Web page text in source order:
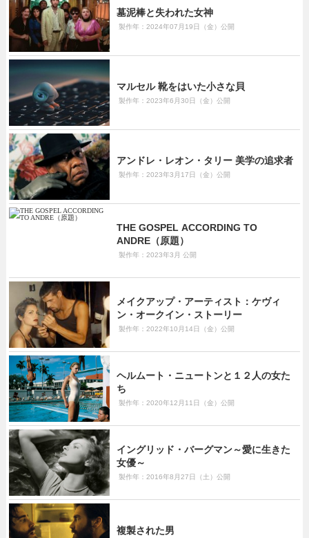
墓泥棒と失われた女神
製作年：2024年07月19日（金）公開
マルセル 靴をはいた小さな貝
製作年：2023年6月30日（金）公開
アンドレ・レオン・タリー 美学の追求者
製作年：2023年3月17日（金）公開
THE GOSPEL ACCORDING TO
ANDRE（原題）
製作年：2023年3月 公開
メイクアップ・アーティスト：ケヴィ
ン・オークイン・ストーリー
製作年：2022年10月14日（金）公開
ヘルムート・ニュートンと１２人の女た
ち
製作年：2020年12月11日（金）公開
イングリッド・バーグマン～愛に生きた
女優～
製作年：2016年8月27日（土）公開
複製された男